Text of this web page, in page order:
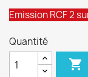
Emission RCF 2
Quantité
